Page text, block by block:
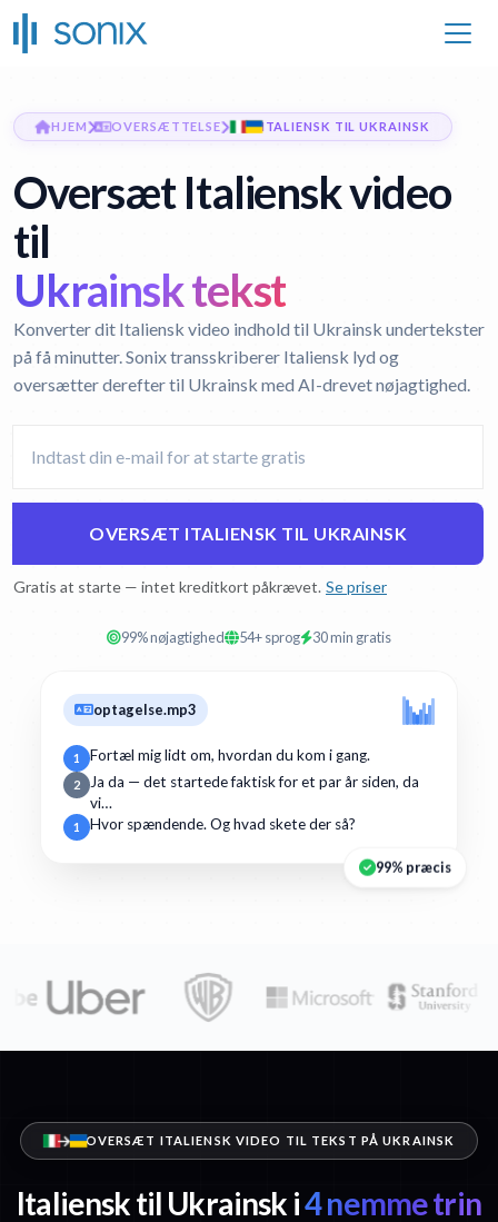
HJEM OVERSÆTTELSE ITALIENSK TIL UKRAINSK
Oversæt Italiensk video
til
Ukrainsk tekst
Konverter dit Italiensk video indhold til Ukrainsk undertekster
på få minutter. Sonix transskriberer Italiensk lyd og
oversætter derefter til Ukrainsk med AI-drevet nøjagtighed.
OVERSÆT ITALIENSK TIL UKRAINSK
Gratis at starte — intet kreditkort påkrævet. Se priser
99% nøjagtighed 54+ sprog 30 min gratis
optagelse.mp3
1 Fortæl mig lidt om, hvordan du kom i gang.
2
Ja da — det startede faktisk for et par år siden, da
vi…
1 Hvor spændende. Og hvad skete der så?
99% præcis
OVERSÆT ITALIENSK VIDEO TIL TEKST PÅ UKRAINSK
Italiensk til Ukrainsk i4 nemme trin